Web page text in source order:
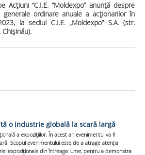
Acţiuni “C.I.E. “Moldexpo” anunţă despre
generale ordinare anuale a acţionarilor în
la sediul C.I.E. „Moldexpo” S.A. (str.
o industrie globală la scară largă
a expozițiilor. În acest an evenimentul va fi
Scopul evenimentului este de a atrage atenția
expoziționale din întreaga lume, pentru a demonstra